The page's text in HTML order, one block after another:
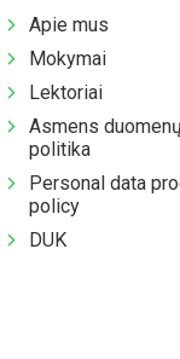
Apie mus
Mokymai
Lektoriai
Asmens
politika
Personal data
policy
DUK